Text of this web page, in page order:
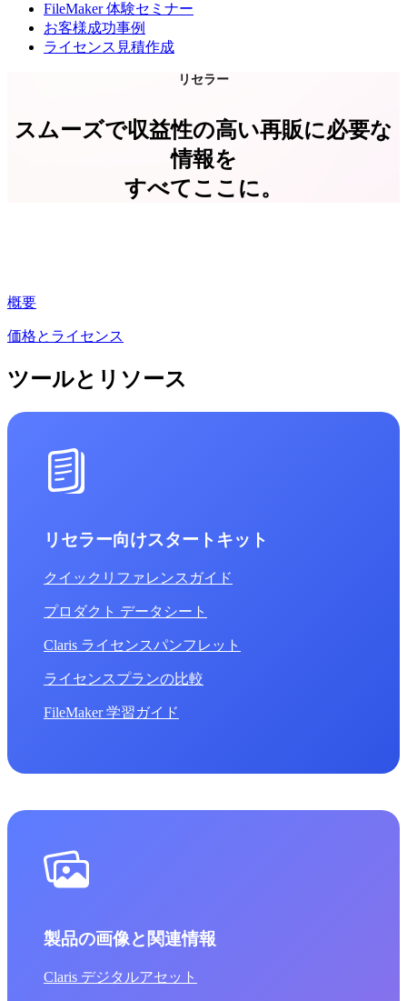
FileMaker 体験セミナー
お客様成功事例
ライセンス見積作成
リセラー
スムーズで収益性の高い再販に必要な
情報を
すべてここに。
概要
価格とライセンス
ツールとリソース
リセラー向けスタートキット
クイックリファレンスガイド
プロダクト データシート
Claris ライセンスパンフレット
ライセンスプランの比較
FileMaker 学習ガイド
製品の画像と関連情報
Claris デジタルアセット